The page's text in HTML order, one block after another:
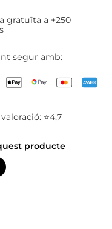
gratuïta a +250
segur amb:
⭐4,7